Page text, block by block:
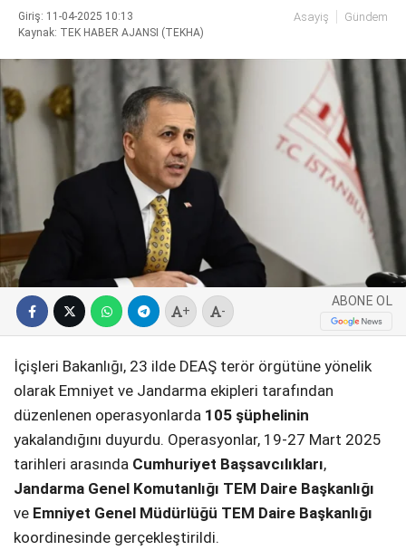
WhatsApp İhbar
Instagram
Youtube
POLITIKA
DÜNYA
METEOROLOJI
SPOR
SERVISLER
Giriş: 11-04-2025 10:13
Kaynak: TEK HABER AJANSI (TEKHA)
Asayiş Gündem
+ -
ABONE OL
İçişleri Bakanlığı, 23 ilde DEAŞ terör örgütüne yönelik
olarak Emniyet ve Jandarma ekipleri tarafından
düzenlenen operasyonlarda 105 şüphelinin
yakalandığını duyurdu. Operasyonlar, 19-27 Mart 2025
tarihleri arasında Cumhuriyet Başsavcılıkları,
Jandarma Genel Komutanlığı TEM Daire Başkanlığı
ve Emniyet Genel Müdürlüğü TEM Daire Başkanlığı
koordinesinde gerçekleştirildi.